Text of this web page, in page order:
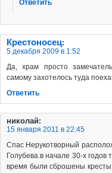
Ответить
Крестоносец:
5 декабря 2009 в 1:52
Да, храм просто
самому захотелось туда
Ответить
николай:
15 января 2011 в 22:45
Спас Нерукотворный
Голубева.в начале 30-х
время были сброшены